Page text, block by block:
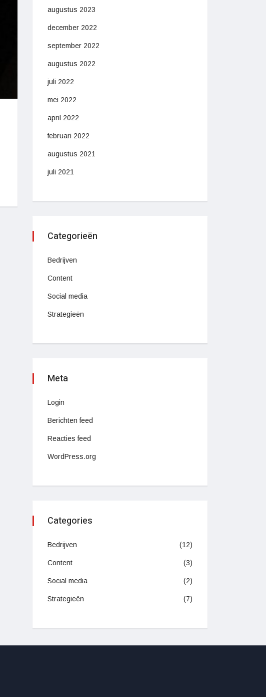
augustus 2023
december 2022
september 2022
augustus 2022
juli 2022
mei 2022
april 2022
februari 2022
augustus 2021
juli 2021
Categorieën
Bedrijven
Content
Social media
Strategieën
Meta
Login
Berichten feed
Reacties feed
WordPress.org
Categories
Bedrijven (12)
Content (3)
Social media (2)
Strategieën (7)